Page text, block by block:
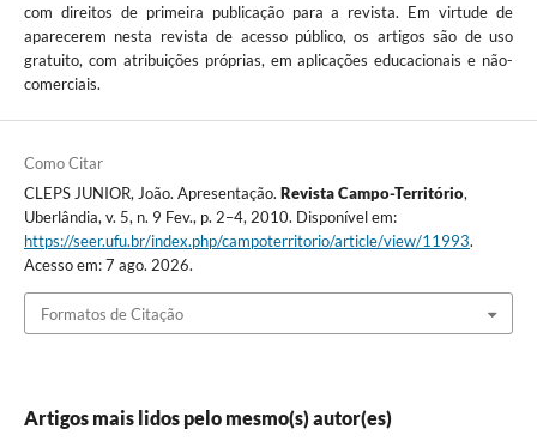
com direitos de primeira publicação para a revista. Em virtude de
aparecerem nesta revista de acesso público, os artigos são de uso
gratuito, com atribuições próprias, em aplicações educacionais e não-
comerciais.
Como Citar
CLEPS JUNIOR, João. Apresentação. Revista Campo-Território,
Uberlândia, v. 5, n. 9 Fev., p. 2–4, 2010. Disponível em:
https://seer.ufu.br/index.php/campoterritorio/article/view/11993.
Acesso em: 7 ago. 2026.
Formatos de Citação
Artigos mais lidos pelo mesmo(s) autor(es)